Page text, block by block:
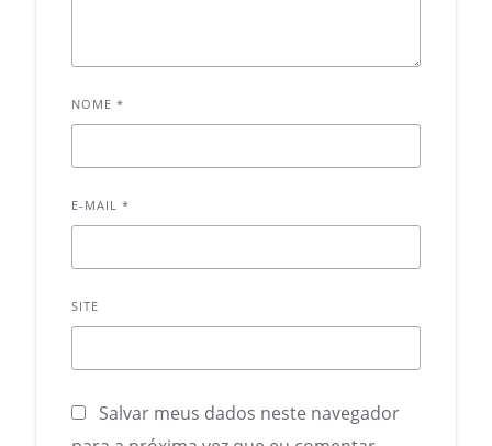
NOME *
E-MAIL *
SITE
Salvar meus dados neste navegador